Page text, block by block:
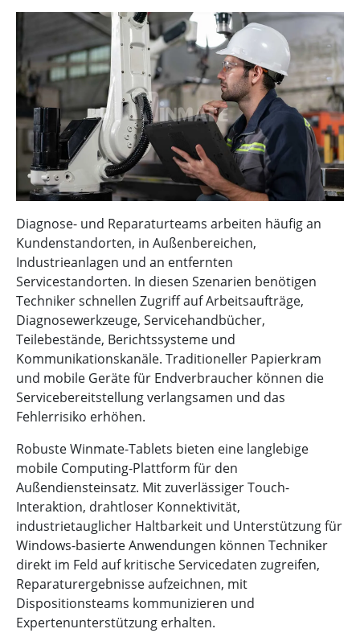
Diagnose- und Reparaturteams arbeiten häufig an
Kundenstandorten, in Außenbereichen,
Industrieanlagen und an entfernten
Servicestandorten. In diesen Szenarien benötigen
Techniker schnellen Zugriff auf Arbeitsaufträge,
Diagnosewerkzeuge, Servicehandbücher,
Teilebestände, Berichtssysteme und
Kommunikationskanäle. Traditioneller Papierkram
und mobile Geräte für Endverbraucher können die
Servicebereitstellung verlangsamen und das
Fehlerrisiko erhöhen.
Robuste Winmate-Tablets bieten eine langlebige
mobile Computing-Plattform für den
Außendiensteinsatz. Mit zuverlässiger Touch-
Interaktion, drahtloser Konnektivität,
industrietauglicher Haltbarkeit und Unterstützung für
Windows-basierte Anwendungen können Techniker
direkt im Feld auf kritische Servicedaten zugreifen,
Reparaturergebnisse aufzeichnen, mit
Dispositionsteams kommunizieren und
Expertenunterstützung erhalten.